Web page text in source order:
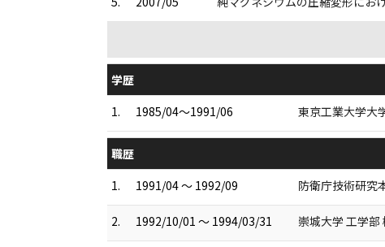
学歴
1.
1985/04～1991/06 東京工業大学大
職歴
1.
1991/04 ～ 1992/09 防衛庁技術研究
2. 1992/10/01 ～ 1994/03/31 崇城大学 工学部